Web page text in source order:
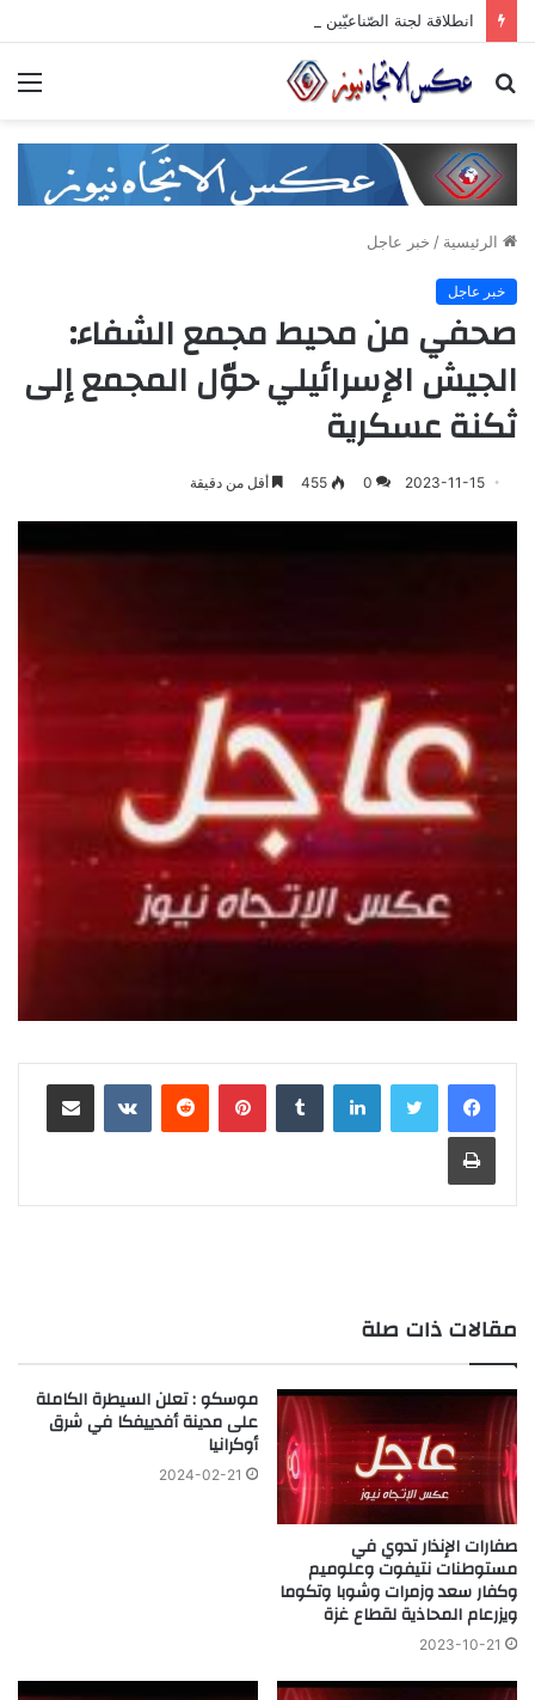
بحث
الرئيسية / خبر عاجل
خبر عاجل
صحفي من محيط مجمع الشفاء:
الجيش الإسرائيلي حوّل المجمع إلى
ثكنة عسكرية
2023-11-15
0
455 أقل من دقيقة
لينكدإن بينتيريست
مقالات ذات صلة
صفارات الإنذار تدوي في
مستوطنات نتيفوت وعلوميم
وكفار سعد وزمرات وشوبا وتكوما
ويزرعام المحاذية لقطاع غزة
2023-10-21
موسكو : تعلن السيطرة الكاملة
على مدينة أفدييفكا في شرق
أوكرانيا
2024-02-21